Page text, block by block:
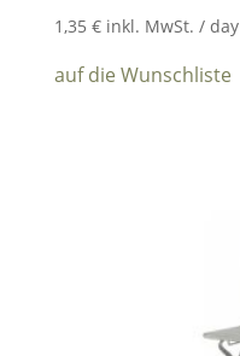
1,35 € inkl. MwSt. / day
auf die Wunschliste